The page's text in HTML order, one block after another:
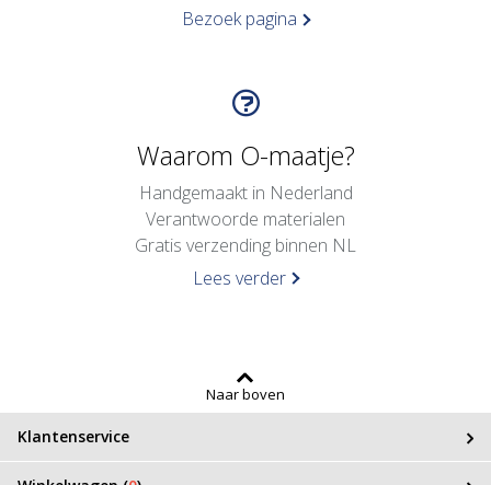
Bezoek pagina
Waarom O-maatje?
Handgemaakt in Nederland
Verantwoorde materialen
Gratis verzending binnen NL
Lees verder
Naar boven
Klantenservice